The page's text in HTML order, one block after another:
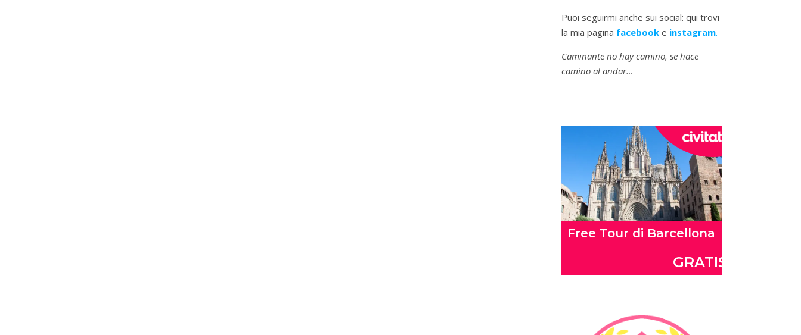
Puoi seguirmi anche sui social: qui trovi
la mia pagina facebook e instagram.
Caminante no hay camino, se hace
camino al andar…